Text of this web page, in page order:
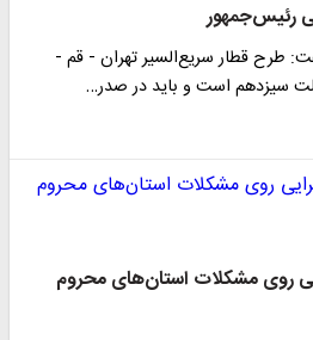
رئیس‌جمهور
طرح قطار سریع‌السیر تهران - قم -
سیزدهم است و باید در صدر…
روی مشکلات استان‌های محروم